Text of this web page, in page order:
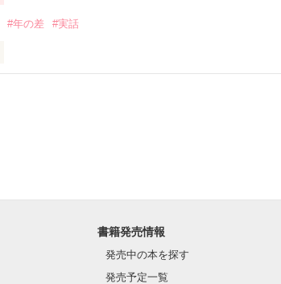
#年の差 #実話
書籍発売情報
発売中の本を探す
発売予定一覧